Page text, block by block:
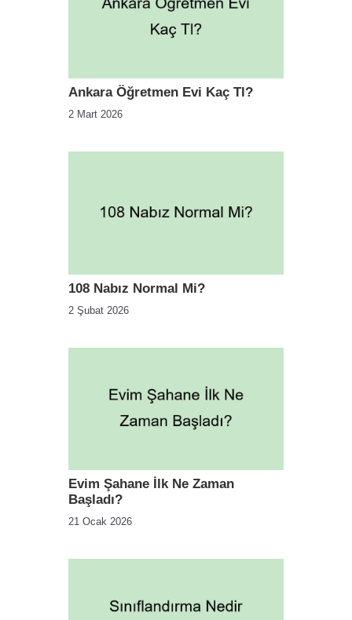
Ankara Öğretmen Evi Kaç Tl?
2 Mart 2026
108 Nabız Normal Mi?
2 Şubat 2026
Evim Şahane İlk Ne Zaman
Başladı?
21 Ocak 2026